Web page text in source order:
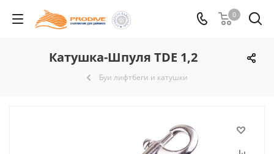
0
Катушка-Шпуля TDE 1,2
Буи лифтбеги и катушки